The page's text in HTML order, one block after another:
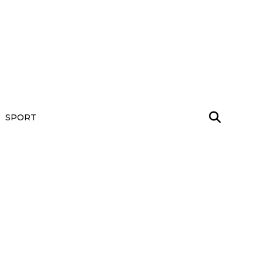
SPORT